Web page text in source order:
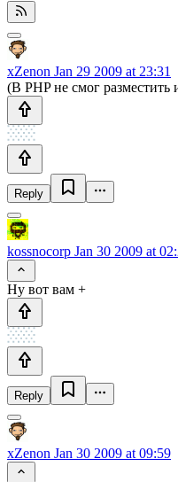
xZenon Jan 29 2009 at 23:31
(В PHP не смог разместить
Reply
kossnocorp Jan 30 2009 at
Ну вот вам +
Reply
xZenon Jan 30 2009 at 09:59